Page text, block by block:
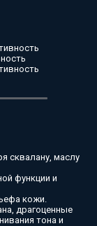
сквалану, маслу
функции и
кожи.
драгоценные
тона и